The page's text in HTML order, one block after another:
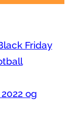
Friday
og